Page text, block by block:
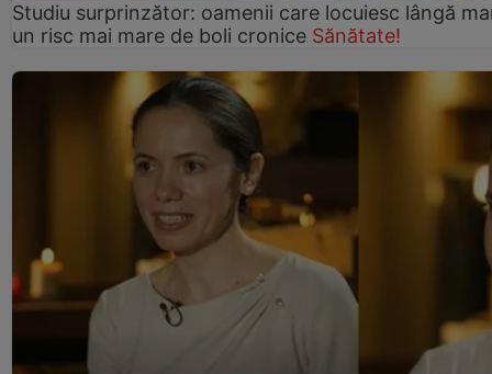
Studiu surprinzător: oamenii care locuiesc lângă
un risc mai mare de boli cronice Sănătate!